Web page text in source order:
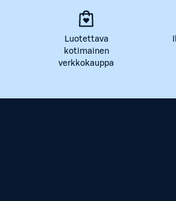
Luotettava
kotimainen
verkkokauppa